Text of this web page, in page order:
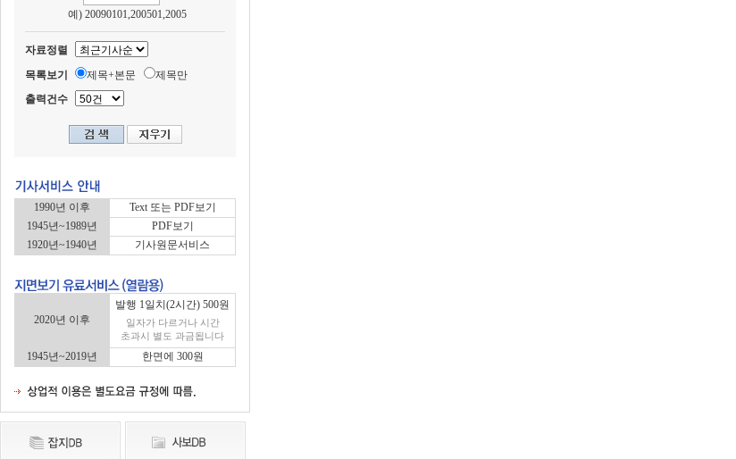
예) 20090101,200501,2005
자료정렬
목록보기
제목+본문
제목만
출력건수
1990년 이후
Text 또는 PDF보기
1945년~1989년
PDF보기
1920년~1940년
기사원문서비스
2020년 이후
발행 1일치(2시간) 500원
일자가 다르거나 시간
초과시 별도 과금됩니다
1945년~2019년 한면에 300원